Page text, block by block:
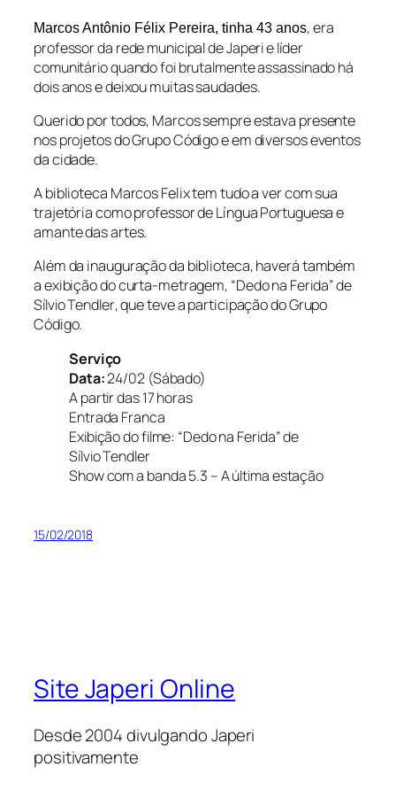
Marcos Antônio Félix Pereira, tinha 43 anos,era
professor da rede municipal de Japeri e líder
comunitário quando foi brutalmente assassinado há
dois anose deixou muitas saudades.
Querido por todos, Marcos sempre estava presente
nos projetos do Grupo Código e em diversos eventos
da cidade.
A biblioteca Marcos Felix tem tudo a ver com sua
trajetória como professor de Língua Portuguesa e
amante das artes.
Além da inauguração da biblioteca, haverá também
a exibição do curta-metragem, “Dedo na Ferida” de
Sílvio Tendler, que teve a participação do Grupo
Código.
Serviço
Data:24/02 (Sábado)
A partir das 17 horas
Entrada Franca
Exibição do filme: “Dedo na Ferida” de
Sílvio Tendler
Show com a banda 5.3 – A última estação
15/02/2018
Site Japeri Online
Desde 2004 divulgando Japeri
positivamente